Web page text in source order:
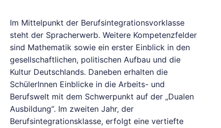
Im Mittelpunkt der Berufsintegrationsvorklasse
steht der Spracherwerb. Weitere Kompetenzfelder
sind Mathematik sowie ein erster Einblick in den
gesellschaftlichen, politischen Aufbau und die
Kultur Deutschlands. Daneben erhalten die
SchülerInnen Einblicke in die Arbeits- und
Berufswelt mit dem Schwerpunkt auf der „Dualen
Ausbildung“. Im zweiten Jahr, der
Berufsintegrationsklasse, erfolgt eine vertiefte